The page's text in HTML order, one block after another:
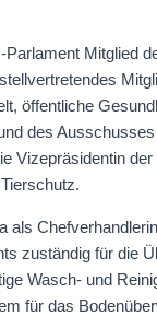
Parlament Mitglied
öffentliche
des
Vizepräsidentin
als
zuständig für die
Wasch- und
für das